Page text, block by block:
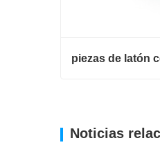
piezas de latón
Noticias